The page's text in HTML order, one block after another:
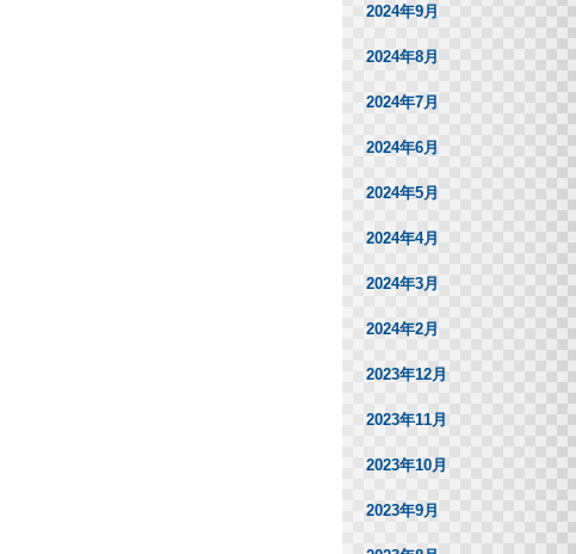
2024年9月
2024年8月
2024年7月
2024年6月
2024年5月
2024年4月
2024年3月
2024年2月
2023年12月
2023年11月
2023年10月
2023年9月